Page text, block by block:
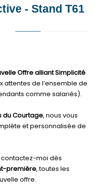
- Stand T61
Offre alliant Simplicité
attentes de l’ensemble de
comme salariés).
du Courtage, nous vous
et personnalisée de
contactez-moi dès
première, toutes les
offre.